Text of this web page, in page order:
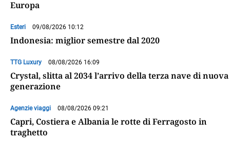
Europa
Esteri 09/08/2026 10:12
Indonesia: miglior semestre dal 2020
TTG Luxury 08/08/2026 16:09
Crystal, slitta al 2034 l’arrivo della terza nave di nuova
generazione
Agenzie viaggi 08/08/2026 09:21
Capri, Costiera e Albania le rotte di Ferragosto in
traghetto